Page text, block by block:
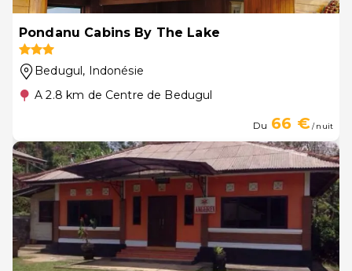
Pondanu Cabins By The Lake
Bedugul, Indonésie
A 2.8 km de Centre de Bedugul
Du 66 €/ nuit